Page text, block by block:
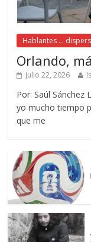
Hablantes ...
Orlando,
julio 22, 2026
Por: Saúl Sánchez
yo mucho tiempo
que me